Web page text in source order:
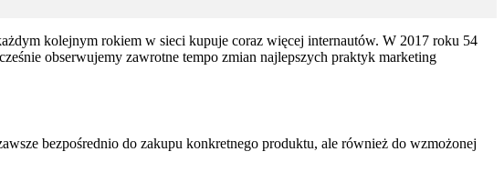
kolejnym rokiem w sieci kupuje coraz więcej internautów. W 2017 roku 54
obserwujemy zawrotne tempo zmian najlepszych praktyk marketing
bezpośrednio do zakupu konkretnego produktu, ale również do wzmożonej